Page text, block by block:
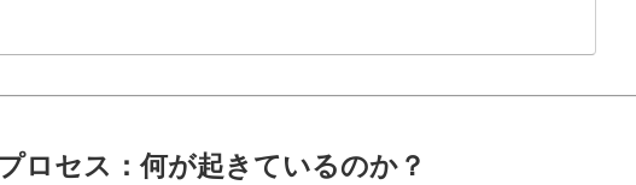
ロセス：何が起きているのか？